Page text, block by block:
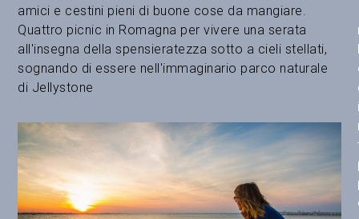
amici e cestini pieni di buone cose da mangiare.
Quattro picnic in Romagna per vivere una serata
all'insegna della spensieratezza sotto a cieli stellati,
sognando di essere nell'immaginario parco naturale
di Jellystone